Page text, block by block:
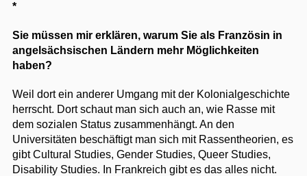
*
Sie müssen mir erklären, warum Sie als Französin in
angelsächsischen Ländern mehr Möglichkeiten
haben?
Weil dort ein anderer Umgang mit der Kolonialgeschichte
herrscht. Dort schaut man sich auch an, wie Rasse mit
dem sozialen Status zusammenhängt. An den
Universitäten beschäftigt man sich mit Rassentheorien, es
gibt Cultural Studies, Gender Studies, Queer Studies,
Disability Studies. In Frankreich gibt es das alles nicht.